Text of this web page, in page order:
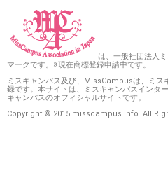
は、一般社団法人
マークです。※現在商標登録申請中です。
ミスキャンパス及び、MissCampusは、ミス
録です。本サイトは、ミスキャンパスインタ
キャンパスのオフィシャルサイトです。
Copyright © 2015 misscampus.info. All